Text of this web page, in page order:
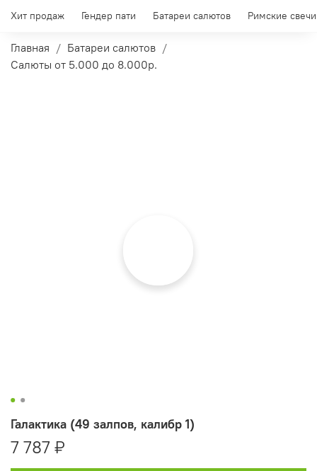
Хит продаж Гендер пати Батареи салютов Римские свечи
Главная
Батареи салютов
Салюты от 5.000 до 8.000р.
Галактика (49 залпов, калибр 1)
7 787 ₽